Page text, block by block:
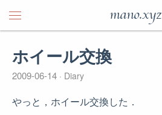
mano.xyz
ホイール交換
2009-06-14 Diary
やっと，ホイール交換した．